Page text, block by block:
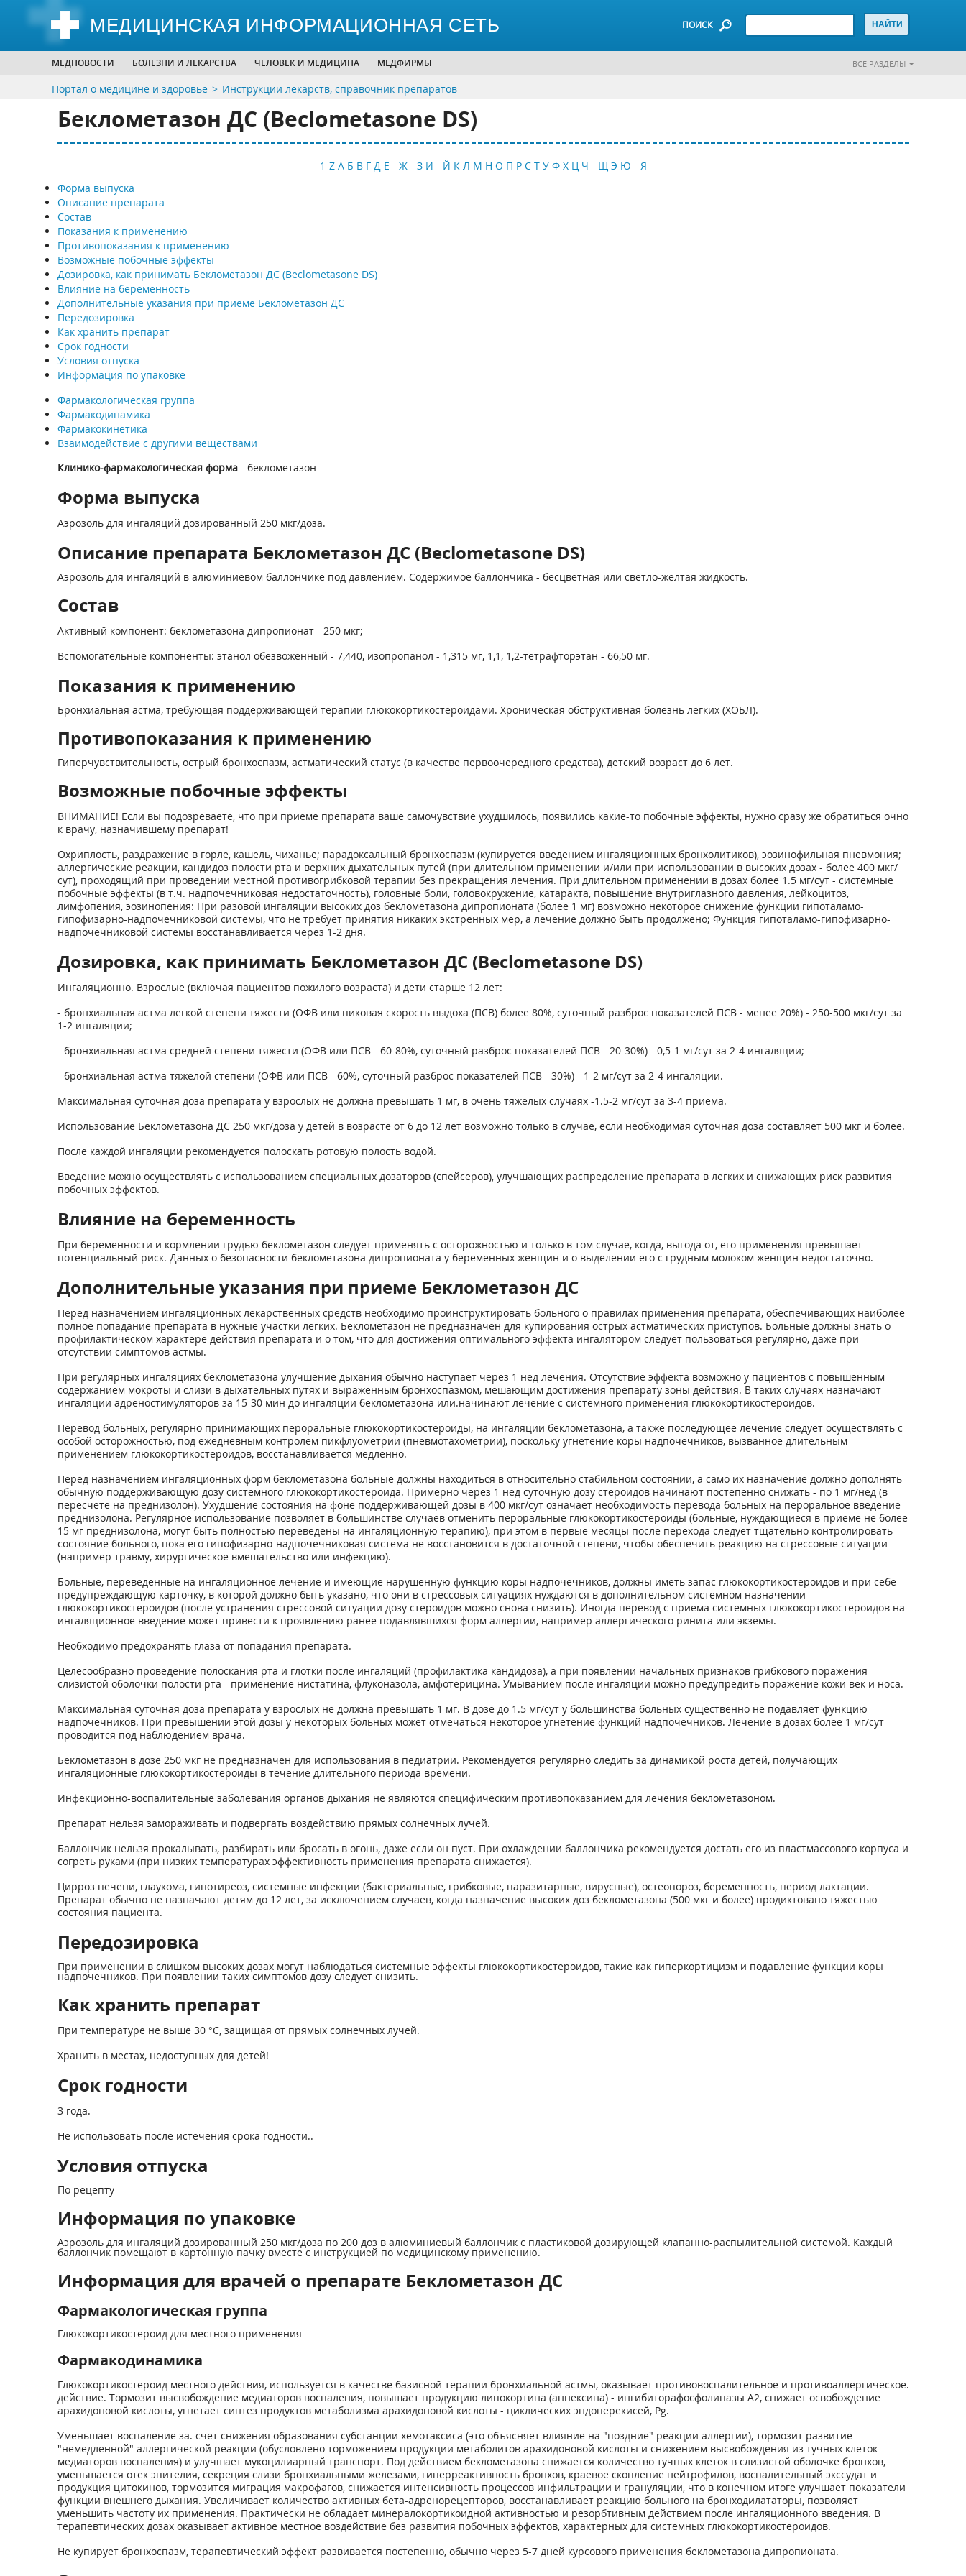
МЕДИЦИНСКАЯ ИНФОРМАЦИОННАЯ СЕТЬ ПОИСК
МЕДНОВОСТИ БОЛЕЗНИ И ЛЕКАРСТВА ЧЕЛОВЕК И МЕДИЦИНА МЕДФИРМЫ ВСЕ РАЗДЕЛЫ
Портал о медицине и здоровье Инструкции лекарств, справочник препаратов
Беклометазон ДС (Beclometasone DS)
1-Z А Б В Г Д Е - Ж - З И - Й К Л М Н О П Р С Т У Ф Х Ц Ч - Щ Э Ю - Я
Форма выпуска
Описание препарата
Состав
Показания к применению
Противопоказания к применению
Возможные побочные эффекты
Дозировка, как принимать Беклометазон ДС (Beclometasone DS)
Влияние на беременность
Дополнительные указания при приеме Беклометазон ДС
Передозировка
Как хранить препарат
Срок годности
Условия отпуска
Информация по упаковке
Фармакологическая группа
Фармакодинамика
Фармакокинетика
Взаимодействие с другими веществами
Клинико-фармакологическая форма- беклометазон
Форма выпуска
Аэрозоль для ингаляций дозированный 250 мкг/доза.
Описание препарата Беклометазон ДС (Beclometasone DS)
Аэрозоль для ингаляций в алюминиевом баллончике под давлением. Содержимое баллончика - бесцветная или светло-желтая жидкость.
Состав
Активный компонент: беклометазона дипропионат - 250 мкг;
Вспомогательные компоненты: этанол обезвоженный - 7,440, изопропанол - 1,315 мг, 1,1, 1,2-тетрафторэтан - 66,50 мг.
Показания к применению
Бронхиальная астма, требующая поддерживающей терапии глюкокортикостероидами. Хроническая обструктивная болезнь легких (ХОБЛ).
Противопоказания к применению
Гиперчувствительность, острый бронхоспазм, астматический статус (в качестве первоочередного средства), детский возраст до 6 лет.
Возможные побочные эффекты
ВНИМАНИЕ! Если вы подозреваете, что при приеме препарата ваше самочувствие ухудшилось, появились какие-то побочные эффекты, нужно сразу же обратиться очно
к врачу, назначившему препарат!
Охриплость, раздражение в горле, кашель, чиханье; парадоксальный бронхоспазм (купируется введением ингаляционных бронхолитиков), эозинофильная пневмония;
аллергические реакции, кандидоз полости рта и верхних дыхательных путей (при длительном применении и/или при использовании в высоких дозах - более 400 мкг/
сут), проходящий при проведении местной противогрибковой терапии без прекращения лечения. При длительном применении в дозах более 1.5 мг/сут - системные
побочные эффекты (в т.ч. надпочечниковая недостаточность), головные боли, головокружение, катаракта, повышение внутриглазного давления, лейкоцитоз,
лимфопения, эозинопения: При разовой ингаляции высоких доз беклометазона дипропионата (более 1 мг) возможно некоторое снижение функции гипоталамо-
гипофизарно-надпочечниковой системы, что не требует принятия никаких экстренных мер, а лечение должно быть продолжено; Функция гипоталамо-гипофизарно-
надпочечниковой системы восстанавливается через 1-2 дня.
Дозировка, как принимать Беклометазон ДС (Beclometasone DS)
Ингаляционно. Взрослые (включая пациентов пожилого возраста) и дети старше 12 лет:
- бронхиальная астма легкой степени тяжести (ОФВ или пиковая скорость выдоха (ПСВ) более 80%, суточный разброс показателей ПСВ - менее 20%) - 250-500 мкг/сут за
1-2 ингаляции;
- бронхиальная астма средней степени тяжести (ОФВ или ПСВ - 60-80%, суточный разброс показателей ПСВ - 20-30%) - 0,5-1 мг/сут за 2-4 ингаляции;
- бронхиальная астма тяжелой степени (ОФВ или ПСВ - 60%, суточный разброс показателей ПСВ - 30%) - 1-2 мг/сут за 2-4 ингаляции.
Максимальная суточная доза препарата у взрослых не должна превышать 1 мг, в очень тяжелых случаях -1.5-2 мг/сут за 3-4 приема.
Использование Беклометазона ДС 250 мкг/доза у детей в возрасте от 6 до 12 лет возможно только в случае, если необходимая суточная доза составляет 500 мкг и более.
После каждой ингаляции рекомендуется полоскать ротовую полость водой.
Введение можно осуществлять с использованием специальных дозаторов (спейсеров), улучшающих распределение препарата в легких и снижающих риск развития
побочных эффектов.
Влияние на беременность
При беременности и кормлении грудью беклометазон следует применять с осторожностью и только в том случае, когда, выгода от, его применения превышает
потенциальный риск. Данных о безопасности беклометазона дипропионата у беременных женщин и о выделении его с грудным молоком женщин недостаточно.
Дополнительные указания при приеме Беклометазон ДС
Перед назначением ингаляционных лекарственных средств необходимо проинструктировать больного о правилах применения препарата, обеспечивающих наиболее
полное попадание препарата в нужные участки легких. Беклометазон не предназначен для купирования острых астматических приступов. Больные должны знать о
профилактическом характере действия препарата и о том, что для достижения оптимального эффекта ингалятором следует пользоваться регулярно, даже при
отсутствии симптомов астмы.
При регулярных ингаляциях беклометазона улучшение дыхания обычно наступает через 1 нед лечения. Отсутствие эффекта возможно у пациентов с повышенным
содержанием мокроты и слизи в дыхательных путях и выраженным бронхоспазмом, мешающим достижения препарату зоны действия. В таких случаях назначают
ингаляции адреностимуляторов за 15-30 мин до ингаляции беклометазона или.начинают лечение с системного применения глюкокортикостероидов.
Перевод больных, регулярно принимающих пероральные глюкокортикостероиды, на ингаляции беклометазона, а также последующее лечение следует осуществлять с
особой осторожностью, под ежедневным контролем пикфлуометрии (пневмотахометрии), поскольку угнетение коры надпочечников, вызванное длительным
применением глюкокортикостероидов, восстанавливается медленно.
Перед назначением ингаляционных форм беклометазона больные должны находиться в относительно стабильном состоянии, а само их назначение должно дополнять
обычную поддерживающую дозу системного глюкокортикостероида. Примерно через 1 нед суточную дозу стероидов начинают постепенно снижать - по 1 мг/нед (в
пересчете на преднизолон). Ухудшение состояния на фоне поддерживающей дозы в 400 мкг/сут означает необходимость перевода больных на пероральное введение
преднизолона. Регулярное использование позволяет в большинстве случаев отменить пероральные глюкокортикостероиды (больные, нуждающиеся в приеме не более
15 мг преднизолона, могут быть полностью переведены на ингаляционную терапию), при этом в первые месяцы после перехода следует тщательно контролировать
состояние больного, пока его гипофизарно-надпочечниковая система не восстановится в достаточной степени, чтобы обеспечить реакцию на стрессовые ситуации
(например травму, хирургическое вмешательство или инфекцию).
Больные, переведенные на ингаляционное лечение и имеющие нарушенную функцию коры надпочечников, должны иметь запас глюкокортикостероидов и при себе -
предупреждающую карточку, в которой должно быть указано, что они в стрессовых ситуациях нуждаются в дополнительном системном назначении
глюкокортикостероидов (после устранения стрессовой ситуации дозу стероидов можно снова снизить). Иногда перевод с приема системных глюкокортикостероидов на
ингаляционное введение может привести к проявлению ранее подавлявшихся форм аллергии, например аллергического ринита или экземы.
Необходимо предохранять глаза от попадания препарата.
Целесообразно проведение полоскания рта и глотки после ингаляций (профилактика кандидоза), а при появлении начальных признаков грибкового поражения
слизистой оболочки полости рта - применение нистатина, флуконазола, амфотерицина. Умыванием после ингаляции можно предупредить поражение кожи век и носа.
Максимальная суточная доза препарата у взрослых не должна превышать 1 мг. В дозе до 1.5 мг/сут у большинства больных существенно не подавляет функцию
надпочечников. При превышении этой дозы у некоторых больных может отмечаться некоторое угнетение функций надпочечников. Лечение в дозах более 1 мг/сут
проводится под наблюдением врача.
Беклометазон в дозе 250 мкг не предназначен для использования в педиатрии. Рекомендуется регулярно следить за динамикой роста детей, получающих
ингаляционные глюкокортикостероиды в течение длительного периода времени.
Инфекционно-воспалительные заболевания органов дыхания не являются специфическим противопоказанием для лечения беклометазоном.
Препарат нельзя замораживать и подвергать воздействию прямых солнечных лучей.
Баллончик нельзя прокалывать, разбирать или бросать в огонь, даже если он пуст. При охлаждении баллончика рекомендуется достать его из пластмассового корпуса и
согреть руками (при низких температурах эффективность применения препарата снижается).
Цирроз печени, глаукома, гипотиреоз, системные инфекции (бактериальные, грибковые, паразитарные, вирусные), остеопороз, беременность, период лактации.
Препарат обычно не назначают детям до 12 лет, за исключением случаев, когда назначение высоких доз беклометазона (500 мкг и более) продиктовано тяжестью
состояния пациента.
Передозировка
При применении в слишком высоких дозах могут наблюдаться системные эффекты глюкокортикостероидов, такие как гиперкортицизм и подавление функции коры
надпочечников. При появлении таких симптомов дозу следует снизить.
Как хранить препарат
При температуре не выше 30 °С, защищая от прямых солнечных лучей.
Хранить в местах, недоступных для детей!
Срок годности
3 года.
Не использовать после истечения срока годности..
Условия отпуска
По рецепту
Информация по упаковке
Аэрозоль для ингаляций дозированный 250 мкг/доза по 200 доз в алюминиевый баллончик с пластиковой дозирующей клапанно-распылительной системой. Каждый
баллончик помещают в картонную пачку вместе с инструкцией по медицинскому применению.
Информация для врачей о препарате Беклометазон ДС
Фармакологическая группа
Глюкокортикостероид для местного применения
Фармакодинамика
Глюкокортикостероид местного действия, используется в качестве базисной терапии бронхиальной астмы, оказывает противовоспалительное и противоаллергическое.
действие. Тормозит высвобождение медиаторов воспаления, повышает продукцию липокортина (аннексина) - ингибиторафосфолипазы А2, снижает освобождение
арахидоновой кислоты, угнетает синтез продуктов метаболизма арахидоновой кислоты - циклических эндоперекисей, Pg.
Уменьшает воспаление за. счет снижения образования субстанции хемотаксиса (это объясняет влияние на "поздние" реакции аллергии), тормозит развитие
"немедленной" аллергической реакции (обусловлено торможением продукции метаболитов арахидоновой кислоты и снижением высвобождения из тучных клеток
медиаторов воспаления) и улучшает мукоцилиарный транспорт. Под действием беклометазона снижается количество тучных клеток в слизистой оболочке бронхов,
уменьшается отек эпителия, секреция слизи бронхиальными железами, гиперреактивность бронхов, краевое скопление нейтрофилов, воспалительный экссудат и
продукция цитокинов, тормозится миграция макрофагов, снижается интенсивность процессов инфильтрации и грануляции, что в конечном итоге улучшает показатели
функции внешнего дыхания. Увеличивает количество активных бета-адренорецепторов, восстанавливает реакцию больного на бронходилататоры, позволяет
уменьшить частоту их применения. Практически не обладает минералокортикоидной активностью и резорбтивным действием после ингаляционного введения. В
терапевтических дозах оказывает активное местное воздействие без развития побочных эффектов, характерных для системных глюкокортикостероидов.
Не купирует бронхоспазм, терапевтический эффект развивается постепенно, обычно через 5-7 дней курсового применения беклометазона дипропионата.